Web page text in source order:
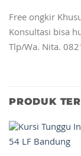
Free ongkir
Konsultasi bisa
Tlp/Wa. Nita.
PRODUK